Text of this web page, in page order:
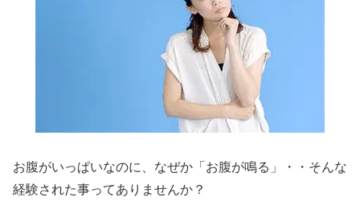
お腹がいっぱいなのに、なぜか「お腹が鳴る」・・そんな
経験された事ってありませんか？